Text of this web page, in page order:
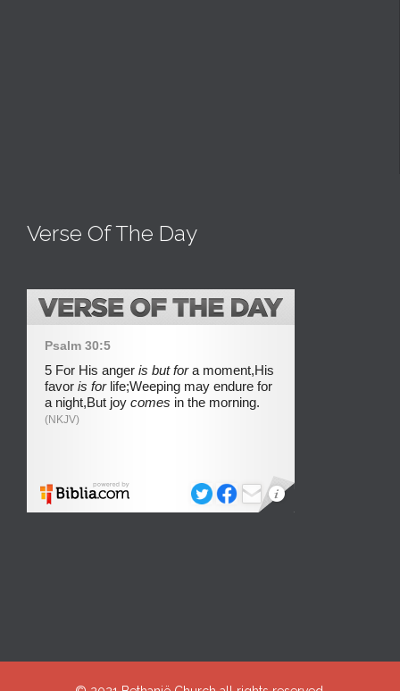
Verse Of The Day